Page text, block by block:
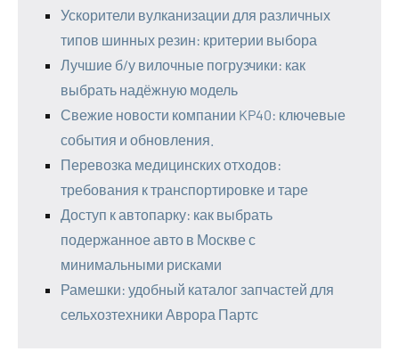
Ускорители вулканизации для различных
типов шинных резин: критерии выбора
Лучшие б/у вилочные погрузчики: как
выбрать надёжную модель
Свежие новости компании KP40: ключевые
события и обновления.
Перевозка медицинских отходов:
требования к транспортировке и таре
Доступ к автопарку: как выбрать
подержанное авто в Москве с
минимальными рисками
Рамешки: удобный каталог запчастей для
сельхозтехники Аврора Партс